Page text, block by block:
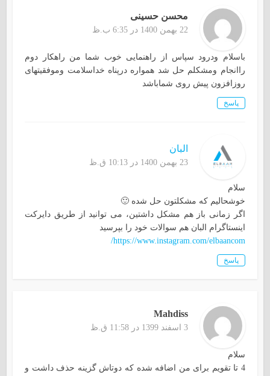
محسن حسینی
22 بهمن 1400 در 6:35 ب.ظ
باسلام ودرود سپاس از راهنمایی خوب شما من راهکار دوم
راانجام ومشکلم حل شد همواره درپناه خداسلامت وموفقیتهای
روزافزون پیش روی شماباشد
پاسخ
البان
23 بهمن 1400 در 10:13 ق.ظ
سلام
خوشحالیم که مشکلتون حل شده 🙂
اگر زمانی باز هم مشکل داشتین، می توانید از طریق دایرکت
اینستاگرام البان هم سوالات خود را بپرسید
https://www.instagram.com/elbaancom/
پاسخ
Mahdiss
3 اسفند 1399 در 11:58 ق.ظ
سلام
4 تا تقویم برای من اضافه شده که دوتاش گزینه حذف داشت و